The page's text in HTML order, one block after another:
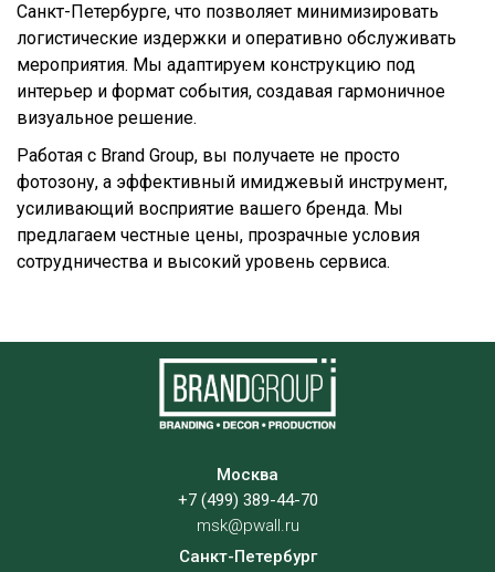
Санкт-Петербурге, что позволяет минимизировать
логистические издержки и оперативно обслуживать
мероприятия. Мы адаптируем конструкцию под
интерьер и формат события, создавая гармоничное
визуальное решение.
Работая с Brand Group, вы получаете не просто
фотозону, а эффективный имиджевый инструмент,
усиливающий восприятие вашего бренда. Мы
предлагаем честные цены, прозрачные условия
сотрудничества и высокий уровень сервиса.
Москва
+7 (499) 389-44-70
msk@pwall.ru
Санкт-Петербург